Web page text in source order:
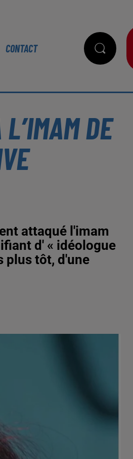
CONTACT
DE
attaqué l'imam
d' « idéologue
plus tôt, d'une